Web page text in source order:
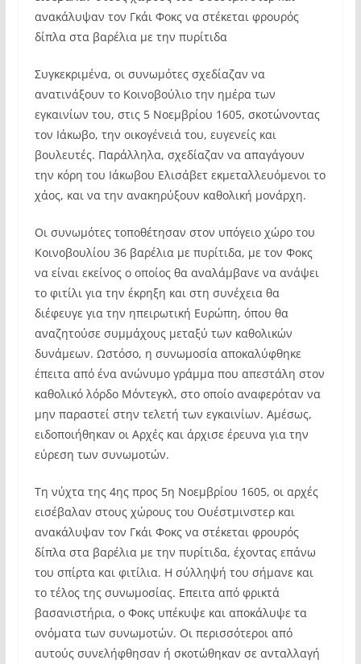
ανακάλυψαν τον Γκάι Φοκς να στέκεται φρουρός
δίπλα στα βαρέλια με την πυρίτιδα
Συγκεκριμένα, οι συνωμότες σχεδίαζαν να
ανατινάξουν το Κοινοβούλιο την ημέρα των
εγκαινίων του, στις 5 Νοεμβρίου 1605, σκοτώνοντας
τον Ιάκωβο, την οικογένειά του, ευγενείς και
βουλευτές. Παράλληλα, σχεδίαζαν να απαγάγουν
την κόρη του Ιάκωβου Ελισάβετ εκμεταλλευόμενοι το
χάος, και να την ανακηρύξουν καθολική μονάρχη.
Οι συνωμότες τοποθέτησαν στον υπόγειο χώρο του
Κοινοβουλίου 36 βαρέλια με πυρίτιδα, με τον Φοκς
να είναι εκείνος ο οποίος θα αναλάμβανε να ανάψει
το φιτίλι για την έκρηξη και στη συνέχεια θα
διέφευγε για την ηπειρωτική Ευρώπη, όπου θα
αναζητούσε συμμάχους μεταξύ των καθολικών
δυνάμεων. Ωστόσο, η συνωμοσία αποκαλύφθηκε
έπειτα από ένα ανώνυμο γράμμα που απεστάλη στον
καθολικό λόρδο Μόντεγκλ, στο οποίο αναφερόταν να
μην παραστεί στην τελετή των εγκαινίων. Αμέσως,
ειδοποιήθηκαν οι Αρχές και άρχισε έρευνα για την
εύρεση των συνωμοτών.
Τη νύχτα της 4ης προς 5η Νοεμβρίου 1605, οι αρχές
εισέβαλαν στους χώρους του Ουέστμινστερ και
ανακάλυψαν τον Γκάι Φοκς να στέκεται φρουρός
δίπλα στα βαρέλια με την πυρίτιδα, έχοντας επάνω
του σπίρτα και φιτίλια. Η σύλληψή του σήμανε και
το τέλος της συνωμοσίας. Επειτα από φρικτά
βασανιστήρια, ο Φοκς υπέκυψε και αποκάλυψε τα
ονόματα των συνωμοτών. Οι περισσότεροι από
αυτούς συνελήφθησαν ή σκοτώθηκαν σε ανταλλαγή